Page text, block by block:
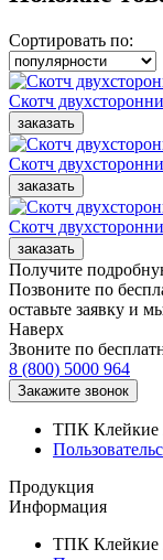
Сортировать по:
Скотч
Скотч
Скотч
Получите
Позвоните по
оставьте заявку и
Наверх
Звоните по
8 (800) 5000 964
ТПК Клейкие
Продукция
Информация
ТПК Клейкие